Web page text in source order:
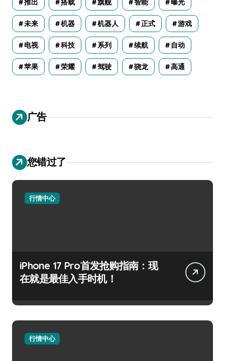
推出 搭载 旗舰 智能 曝光
未来 机器 机器人 正式 游戏
电视 科技 系列 续航 自动
苹果 荣耀 驾驶 骁龙 高通
广告
您错过了
行情中心
iPhone 17 Pro首发抢购指南：现
在就是最佳入手时机！
行情中心